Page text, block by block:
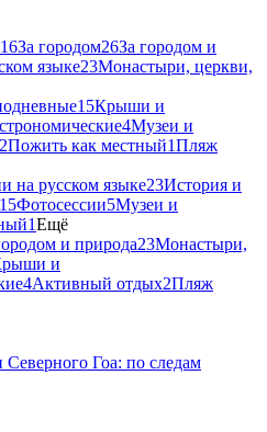
16За городом26За городом и
языке23Монастыри, церкви,
15Крыши и
4Музеи и
2Пожить как местный1Пляж
на русском языке23История и
15Фотосессии5Музеи и
1Ещё
и природа23Монастыри,
и
4Активный отдых2Пляж